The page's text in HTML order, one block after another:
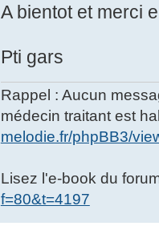
A bientot et merci
Pti gars
Rappel : Aucun
médecin traitant est
melodie.fr/phpBB3/
Lisez l'e-book du
f=80&t=4197